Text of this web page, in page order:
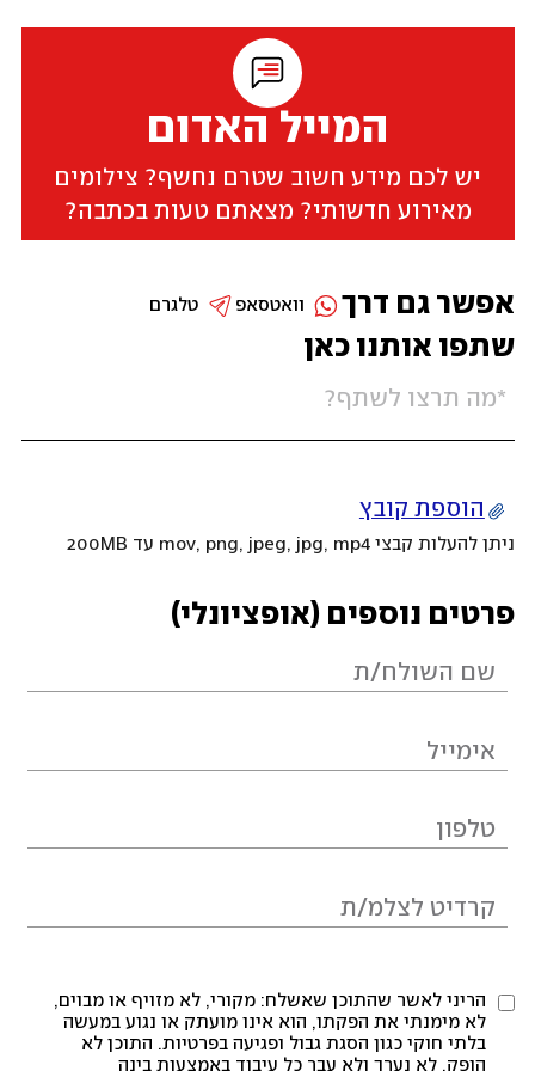
המייל האדום
יש לכם מידע חשוב שטרם נחשף? צילומים
מאירוע חדשותי? מצאתם טעות בכתבה?
שתפו אותנו כאן
הוספת קובץ
ניתן להעלות קבצי mov, png, jpeg, jpg, mp4 עד 200MB
פרטים נוספים (אופציונלי)
הריני לאשר שהתוכן שאשלח: מקורי, לא מזויף או מבוים,
לא מימנתי את הפקתו, הוא אינו מועתק או נגוע במעשה
בלתי חוקי כגון הסגת גבול ופגיעה בפרטיות. התוכן לא
הופק, לא נערך ולא עבר כל עיבוד באמצעות בינה
אפשר גם דרך טלגרם וואטסאפ